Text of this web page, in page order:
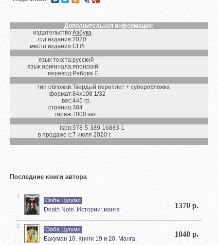
Дополнительная информация:
издательство:Азбука
год издания:2020
место издания:СПб
язык текста:русский
язык оригинала:японский
перевод:Рябова Е.
тип обложки:Твердый переплет + суперобложка
формат:84х108 1/32
вес:445 гр.
страниц:384
тираж:7000 экз.
isbn:978-5-389-16883-1
в продаже с:7 июля 2020 г.
Последние книги автора
1
Ооба Цугуми
Death Note. Истории: манга
1370 р.
2
Ооба Цугуми
Бакуман 10. Книги 19 и 20. Манга
1040 р.